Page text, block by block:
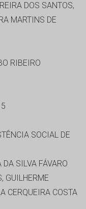
DOS SANTOS,
MARTINS DE
RIBEIRO
SOCIAL DE
SILVA FÁVARO
GUILHERME
CERQUEIRA COSTA